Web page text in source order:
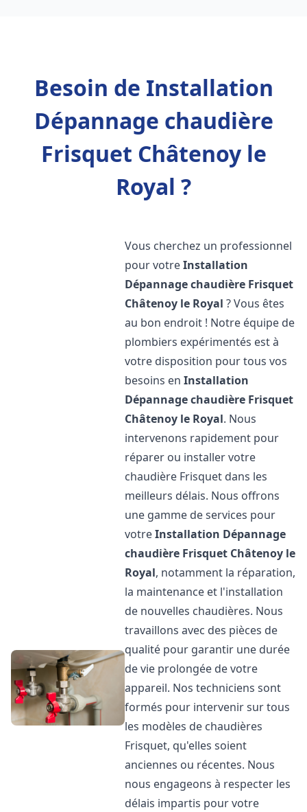
Besoin de Installation
Dépannage chaudière
Frisquet Châtenoy le
Royal ?
Vous cherchez un professionnel
pour votreInstallation
Dépannage chaudière Frisquet
Châtenoy le Royal ? Vous êtes
au bon endroit ! Notre équipe de
plombiers expérimentés est à
votre disposition pour tous vos
besoins enInstallation
Dépannage chaudière Frisquet
Châtenoy le Royal. Nous
intervenons rapidement pour
réparer ou installer votre
chaudière Frisquet dans les
meilleurs délais. Nous offrons
une gamme de services pour
votreInstallation Dépannage
chaudière Frisquet Châtenoy le
Royal, notamment la réparation,
la maintenance et l'installation
de nouvelles chaudières. Nous
travaillons avec des pièces de
qualité pour garantir une durée
de vie prolongée de votre
appareil. Nos techniciens sont
formés pour intervenir sur tous
les modèles de chaudières
Frisquet, qu'elles soient
anciennes ou récentes. Nous
nous engageons à respecter les
délais impartis pour votre